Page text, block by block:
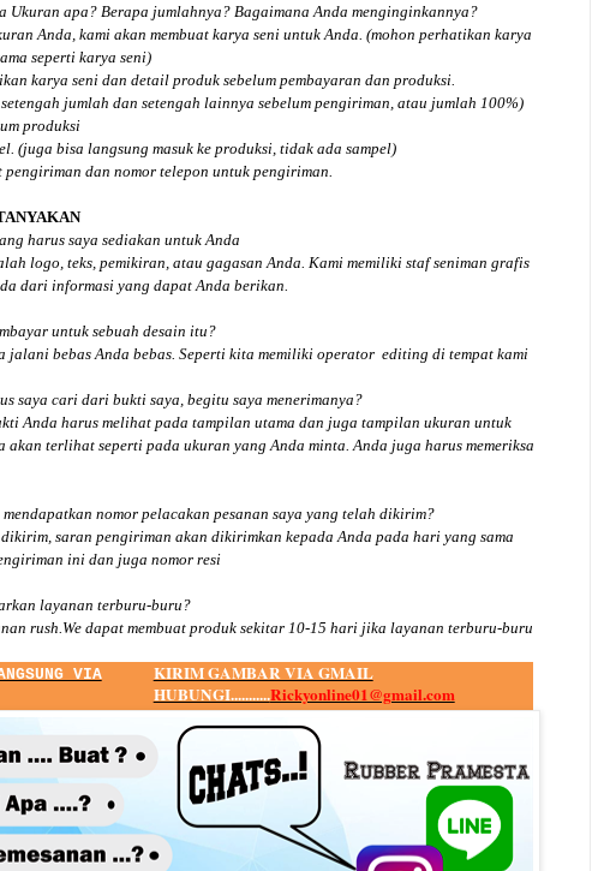
Ukuran apa? Berapa jumlahnya? Bagaimana Anda menginginkannya?
Anda, kami akan membuat karya seni untuk Anda. (mohon perhatikan karya
seperti karya seni)
karya seni dan detail produk sebelum pembayaran dan produksi.
jumlah dan setengah lainnya sebelum pengiriman, atau jumlah 100%)
produksi
(juga bisa langsung masuk ke produksi, tidak ada sampel)
dan nomor telepon untuk pengiriman.
harus saya sediakan untuk Anda
logo, teks, pemikiran, atau gagasan Anda. Kami memiliki staf seniman grafis
dari informasi yang dapat Anda berikan.
untuk sebuah desain itu?
jalani bebas Anda bebas. Seperti kita memilikioperator editing di tempat kami
saya cari dari bukti saya, begitu saya menerimanya?
Anda harus melihat pada tampilan utama dan juga tampilan ukuran untuk
akan terlihat seperti pada ukuran yang Anda minta. Anda juga harus memeriksa
nomor pelacakan pesanan saya yang telah dikirim?
saran pengiriman akan dikirimkan kepada Anda pada hari yang sama
ini dan juga nomor resi
layanan terburu-buru?
rush.We dapat membuat produk sekitar10-15 hari jika layanan terburu-buru
VIA
KIRIM GAMBAR VIA GMAIL
HUBUNGI...........Rickyonline01@gmail.com